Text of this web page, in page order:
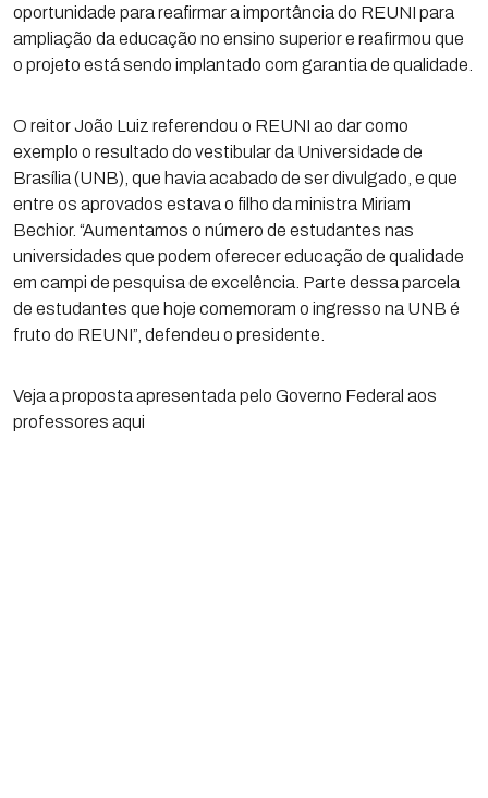
oportunidade para reafirmar a importância do REUNI para
ampliação da educação no ensino superior e reafirmou que
o projeto está sendo implantado com garantia de qualidade.
O reitor João Luiz referendou o REUNI ao dar como
exemplo o resultado do vestibular da Universidade de
Brasília (UNB), que havia acabado de ser divulgado, e que
entre os aprovados estava o filho da ministra Miriam
Bechior. “Aumentamos o número de estudantes nas
universidades que podem oferecer educação de qualidade
em campi de pesquisa de excelência. Parte dessa parcela
de estudantes que hoje comemoram o ingresso na UNB é
fruto do REUNI”, defendeu o presidente.
Veja a proposta apresentada pelo Governo Federal aos
professores aqui